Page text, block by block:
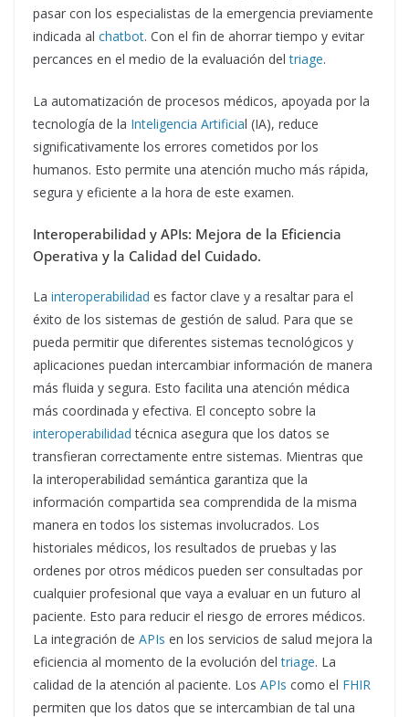
pasar con los especialistas de la emergencia previamente
indicada al chatbot. Con el fin de ahorrar tiempo y evitar
percances en el medio de la evaluación deltriage.
La automatización de procesos médicos, apoyada por la
tecnología de la Inteligencia Artificial (IA), reduce
significativamente los errores cometidos por los
humanos. Esto permite una atención mucho más rápida,
segura y eficiente a la hora de este examen.
Interoperabilidad y APIs: Mejora de la Eficiencia
Operativa y la Calidad del Cuidado.
La interoperabilidad es factor clave y a resaltar para el
éxito de los sistemas de gestión de salud. Para que se
pueda permitir que diferentes sistemas tecnológicos y
aplicaciones puedan intercambiar información de manera
más fluida y segura. Esto facilita una atención médica
más coordinada y efectiva. El concepto sobre la
interoperabilidad técnica asegura que los datos se
transfieran correctamente entre sistemas. Mientras que
la interoperabilidad semántica garantiza que la
información compartida sea comprendida de la misma
manera en todos los sistemas involucrados. Los
historiales médicos, los resultados de pruebas y las
ordenes por otros médicos pueden ser consultadas por
cualquier profesional que vaya a evaluar en un futuro al
paciente. Esto para reducir el riesgo de errores médicos.
La integración de APIs en los servicios de salud mejora la
eficiencia al momento de la evolución deltriage. La
calidad de la atención al paciente. Los APIs como el FHIR
permiten que los datos que se intercambian de tal una